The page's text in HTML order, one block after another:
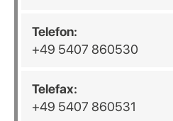
Telefon:
+49 5407 860530
Telefax:
+49 5407 860531